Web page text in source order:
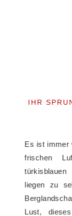
IHR
Es ist immer
frischen
liegen zu
Lust,